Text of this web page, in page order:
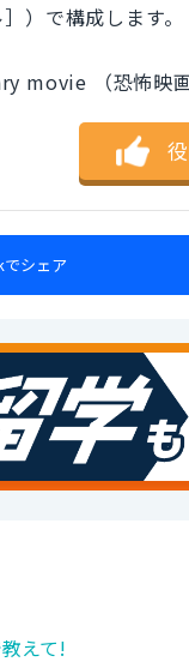
）で構成します。
movie （恐怖映画
シェア
えて!